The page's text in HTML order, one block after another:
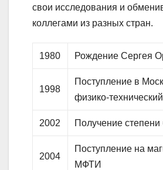
свои исследования и
коллегами из разных стран.
1980 Рождение Сергея
1998
Поступление в
физико-
2002 Получение степени
2004
Поступление на
МФТИ